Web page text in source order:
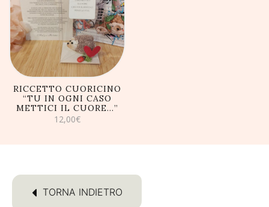
AGGIUNGI AL
CARRELLO
RICCETTO CUORICINO
“TU IN OGNI CASO
METTICI IL CUORE…”
12,00€
TORNA INDIETRO